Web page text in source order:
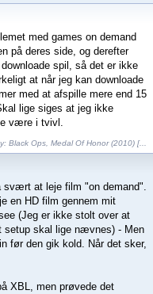
med games on demand
på deres side, og derefter
spil, så det er ikke
at når jeg kan downloade
med at afspille mere end 15
lige siges at jeg ikke
være i tvivl.
Black Ops Medal Of Honor (2010) [...
at leje film "on demand".
en HD film gennem mit
(Jeg er ikke stolt over at
setup skal lige nævnes) - Men
før den gik kold. Når det sker,
XBL, men prøvede det